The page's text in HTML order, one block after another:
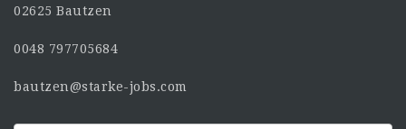
02625 Bautzen
0048 797705684
bautzen@starke-jobs.com